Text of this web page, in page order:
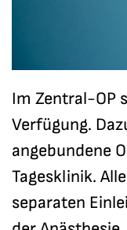
Im Zentral-OP
Verfügung.
angebundene
Tagesklinik.
separaten